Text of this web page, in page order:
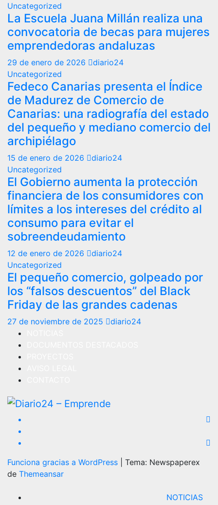
Uncategorized
La Escuela Juana Millán realiza una
convocatoria de becas para mujeres
emprendedoras andaluzas
29 de enero de 2026
diario24
Uncategorized
Fedeco Canarias presenta el Índice
de Madurez de Comercio de
Canarias: una radiografía del estado
del pequeño y mediano comercio del
archipiélago
15 de enero de 2026
diario24
Uncategorized
El Gobierno aumenta la protección
financiera de los consumidores con
límites a los intereses del crédito al
consumo para evitar el
sobreendeudamiento
12 de enero de 2026
diario24
Uncategorized
El pequeño comercio, golpeado por
los “falsos descuentos” del Black
Friday de las grandes cadenas
27 de noviembre de 2025
diario24
Funciona gracias a WordPress
Tema: Newspaperex
de Themeansar
NOTICIAS